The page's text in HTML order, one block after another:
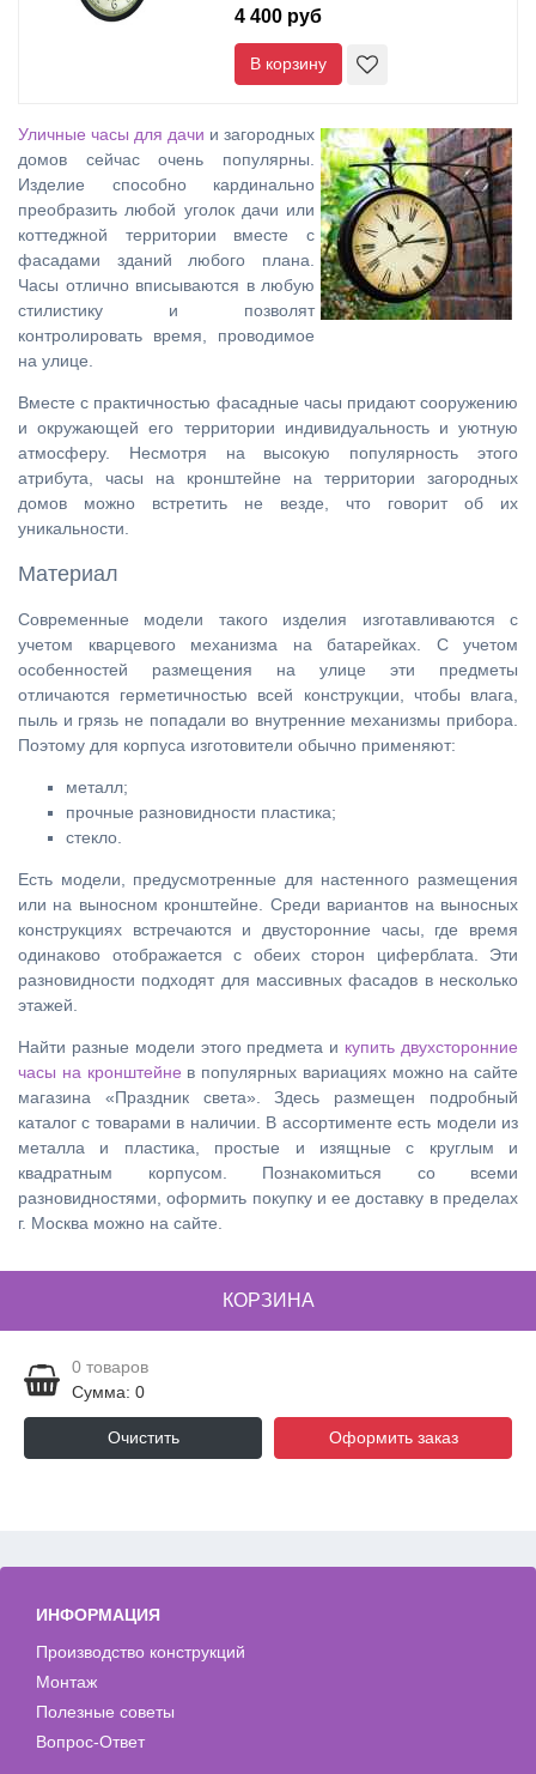
4 400 руб
В корзину
Уличные часы для дачи и загородных
домов сейчас очень популярны.
Изделие способно кардинально
преобразить любой уголок дачи или
коттеджной территории вместе с
фасадами зданий любого плана.
Часы отлично вписываются в любую
стилистику и позволят
контролировать время, проводимое
на улице.
Вместе с практичностью фасадные часы придают сооружению
и окружающей его территории индивидуальность и уютную
атмосферу. Несмотря на высокую популярность этого
атрибута, часы на кронштейне на территории загородных
домов можно встретить не везде, что говорит об их
уникальности.
Материал
Современные модели такого изделия изготавливаются с
учетом кварцевого механизма на батарейках. С учетом
особенностей размещения на улице эти предметы
отличаются герметичностью всей конструкции, чтобы влага,
пыль и грязь не попадали во внутренние механизмы прибора.
Поэтому для корпуса изготовители обычно применяют:
металл;
прочные разновидности пластика;
стекло.
Есть модели, предусмотренные для настенного размещения
или на выносном кронштейне. Среди вариантов на выносных
конструкциях встречаются и двусторонние часы, где время
одинаково отображается с обеих сторон циферблата. Эти
разновидности подходят для массивных фасадов в несколько
этажей.
Найти разные модели этого предмета и купить двухсторонние
часы на кронштейне в популярных вариациях можно на сайте
магазина «Праздник света». Здесь размещен подробный
каталог с товарами в наличии. В ассортименте есть модели из
металла и пластика, простые и изящные с круглым и
квадратным корпусом. Познакомиться со всеми
разновидностями, оформить покупку и ее доставку в пределах
г. Москва можно на сайте.
КОРЗИНА
0 товаров
Сумма: 0
Очистить Оформить заказ
ИНФОРМАЦИЯ
Производство конструкций
Монтаж
Полезные советы
Вопрос-Ответ